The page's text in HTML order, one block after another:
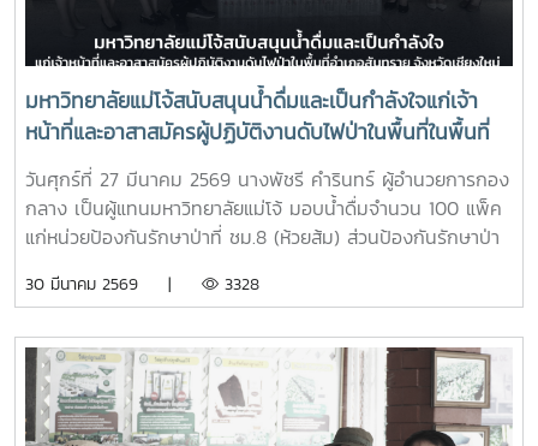
มหาวิทยาลัยแม่โจ้สนับสนุนน้ำดื่มและเป็นกำลังใจแก่เจ้า
หน้าที่และอาสาสมัครผู้ปฏิบัติงานดับไฟป่าในพื้นที่ในพื้นที่
อำเภอสันทราย จังหวัดเชียงใหม่
วันศุกร์ที่ 27 มีนาคม 2569 นางพัชรี คำรินทร์ ผู้อำนวยการกอง
กลาง เป็นผู้แทนมหาวิทยาลัยแม่โจ้ มอบน้ำดื่มจำนวน 100 แพ็ค
แก่หน่วยป้องกันรักษาป่าที่ ชม.8 (ห้วยส้ม) ส่วนป้องกันรักษาป่า
(เชียงใหม่) เพื่อใช้สนับสนุนการปฏิบัติงานของเจ้าหน้าที่ที่ปฏิบัติ
หน้าที่และอาสาสมัครผู้ปฏิบัติงานดับไฟป่าในพื้นที่ในพื้นที่อำเภอ
สันทราย จังหวัดเชียงใหม่
30 มีนาคม 2569 | 3328